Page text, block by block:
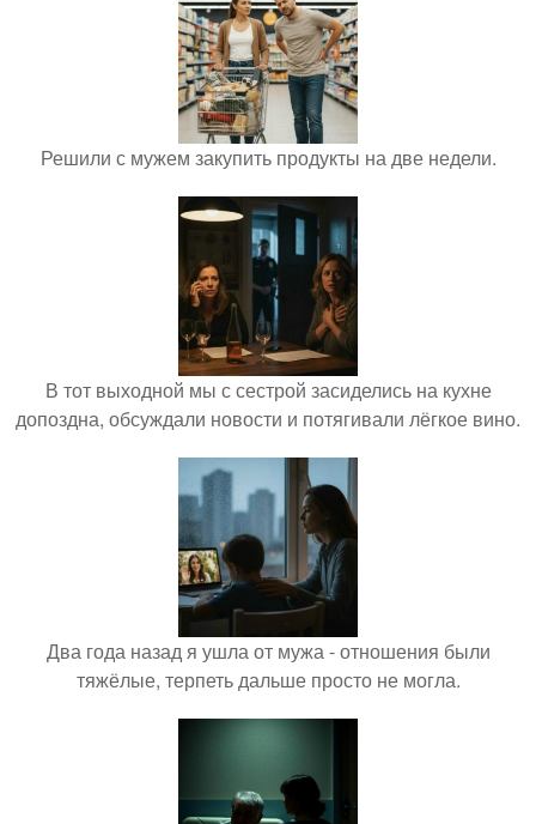
Решили с мужем закупить продукты на две недели.
В тот выходной мы с сестрой засиделись на кухне
допоздна, обсуждали новости и потягивали лёгкое вино.
Два года назад я ушла от мужа - отношения были
тяжёлые, терпеть дальше просто не могла.